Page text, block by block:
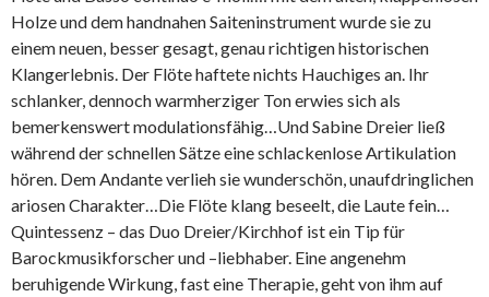
Holze und dem handnahen Saiteninstrument wurde sie zu
einem neuen, besser gesagt, genau richtigen historischen
Klangerlebnis. Der Flöte haftete nichts Hauchiges an. Ihr
schlanker, dennoch warmherziger Ton erwies sich als
bemerkenswert modulationsfähig…Und Sabine Dreier ließ
während der schnellen Sätze eine schlackenlose Artikulation
hören. Dem Andante verlieh sie wunderschön, unaufdringlichen
ariosen Charakter…Die Flöte klang beseelt, die Laute fein…
Quintessenz – das Duo Dreier/Kirchhof ist ein Tip für
Barockmusikforscher und –liebhaber. Eine angenehm
beruhigende Wirkung, fast eine Therapie, geht von ihm auf